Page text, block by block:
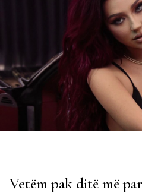
Vetëm pak ditë më